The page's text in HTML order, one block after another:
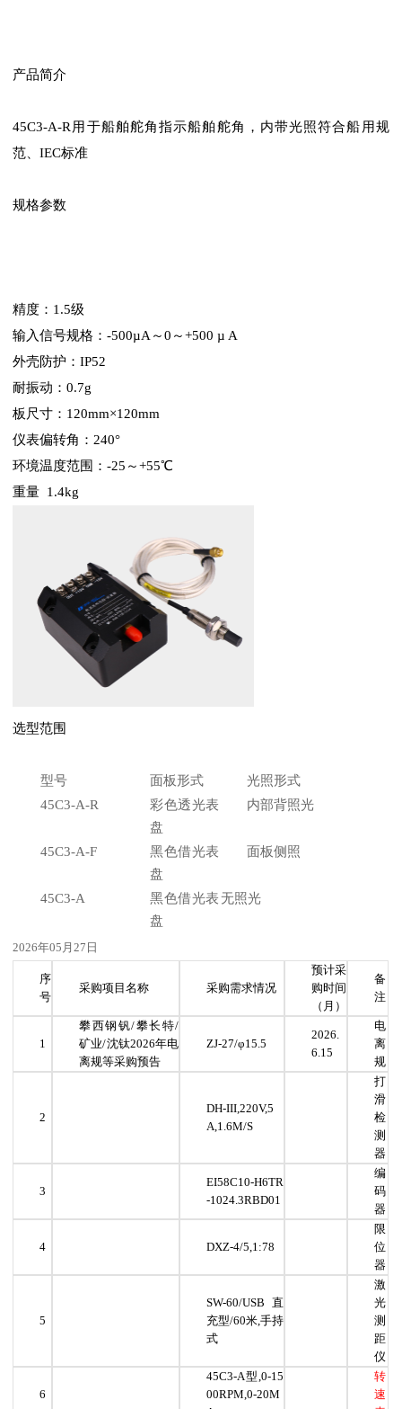
产品简介
45C3-A-R用于船舶舵角指示船舶舵角，内带光照符合船用规
范、IEC标准
规格参数
精度：1.5级
输入信号规格：-500µA～0～+500 µ A
外壳防护：IP52
耐振动：0.7g
板尺寸：120mm×120mm
仪表偏转角：240°
环境温度范围：-25～+55℃
重量 1.4kg
选型范围
型号 面板形式
光照形式
45C3-A-R
彩色透光表
盘
内部背照光
45C3-A-F
黑色借光表
盘
面板侧照
45C3-A
黑色借光表
盘
无照光
2026年05月27日
序
号
采购项目名称 采购需求情况
预计采
购时间
（月）
备
注
1
攀西钢钒/攀长特/
矿业/沈钛2026年电
离规等采购预告
ZJ-27/φ15.5
2026.
6.15
电
离
规
2
DH-III,220V,5
A,1.6M/S
打
滑
检
测
器
3
EI58C10-H6TR
-1024.3RBD01
编
码
器
4 DXZ-4/5,1:78
限
位
器
5
SW-60/USB直
充型/60米,手持
式
激
光
测
距
仪
6
45C3-A型,0-15
00RPM,0-20M
转
速